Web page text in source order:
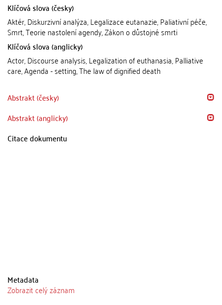
Klíčová slova (česky)
Aktér, Diskurzivní analýza, Legalizace eutanazie, Paliativní péče,
Smrt, Teorie nastolení agendy, Zákon o důstojné smrti
Klíčová slova (anglicky)
Actor, Discourse analysis, Legalization of euthanasia, Palliative
care, Agenda - setting, The law of dignified death
Abstrakt (česky)
Abstrakt (anglicky)
Citace dokumentu
Metadata
Zobrazit celý záznam